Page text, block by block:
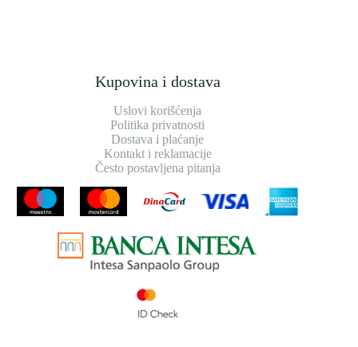
Kupovina i dostava
Uslovi korišćenja
Politika privatnosti
Dostava i plaćanje
Kontakt i reklamacije
Često postavljena pitanja